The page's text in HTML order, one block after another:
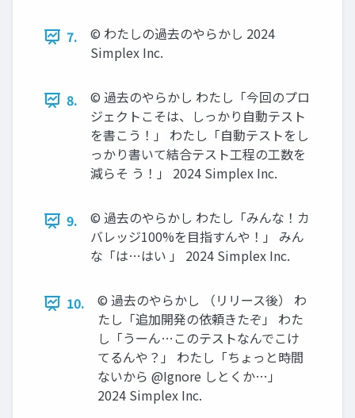
7.
©︎ わたしの過去のやらかし 2024
Simplex Inc.
8.
©︎ 過去のやらかし わたし「今回のプロ
ジェクトこそは、しっかり自動テスト
を書こう！」 わたし「自動テストをし
っかり書いて結合テスト工程の工数を
減らそ う！」 2024 Simplex Inc.
9.
©︎ 過去のやらかし わたし「みんな！カ
バレッジ100%を目指すんや！」 みん
な「は…はい 」 2024 Simplex Inc.
10.
©︎ 過去のやらかし （リリース後） わ
たし「追加開発の依頼きたぞ」 わた
し「うーん…このテストなんでこけ
てるんや？」 わたし「ちょっと時間
ないから @Ignore しとくか…」
2024 Simplex Inc.